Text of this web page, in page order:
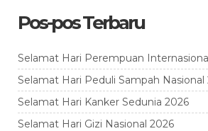
Pos-pos Terbaru
Selamat Hari Perempuan
Selamat Hari Peduli Sampah Nasional
Selamat Hari Kanker Sedunia 2026
Selamat Hari Gizi Nasional 2026